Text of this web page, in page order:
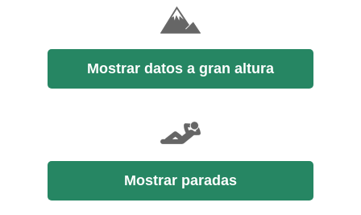
Mostrar datos a gran altura
Mostrar paradas